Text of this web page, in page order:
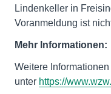
Lindenkeller in
Voranmeldung ist
Mehr Informationen:
Weitere
unter https://